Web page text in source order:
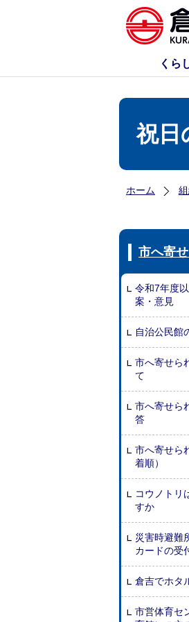
くら
祝日
ホーム
市へ寄
令和7年度
案・意見
自治公民館
市へ寄せら
て
市へ寄せら
答
市へ寄せら
着順）
コウノトリ
すか
災害時避難
カードの受
倉吉でホタ
市営体育セ